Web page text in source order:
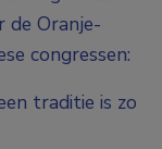
de Oranje-
congressen:
traditie is zo